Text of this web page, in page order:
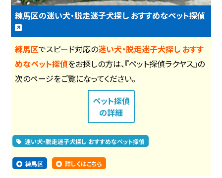
練馬区の迷い犬・脱走迷子犬探し おすすめなペット探偵
練馬区でスピード対応の迷い犬・脱走迷子犬探し おすす
めなペット探偵をお探しの方は、『ペット探偵ラクヤス』の
次のページをご覧になってください。
ペット探偵
の詳細
迷い犬・脱走迷子犬探し おすすめなペット探偵
練馬区 詳しくはこちら